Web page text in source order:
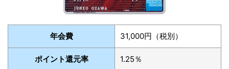
年会費 31,000円（税別）
ポイント還元率 1.25％